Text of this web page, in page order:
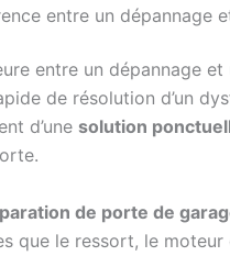
entre un dépannage
entre un dépannage et
de résolution d’un
d’une solution
de porte de
que le ressort, le